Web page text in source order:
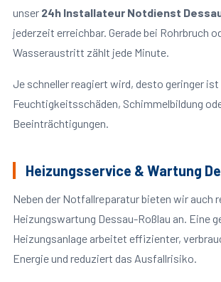
unser 24h Installateur Notdienst
jederzeit erreichbar. Gerade bei Rohrbruch
Wasseraustritt zählt jede Minute.
Je schneller reagiert wird, desto geringer
Feuchtigkeitsschäden, Schimmelbildung
Beeinträchtigungen.
Heizungsservice & Wartung
Neben der Notfallreparatur bieten wir auch
Heizungswartung Dessau-Roßlau an. Eine
Heizungsanlage arbeitet effizienter,
Energie und reduziert das Ausfallrisiko.